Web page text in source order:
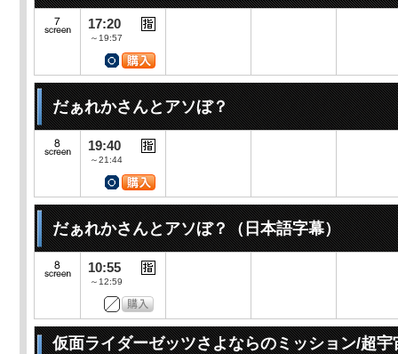
17:20
～19:57
だぁれかさんとアソぼ？
19:40
～21:44
だぁれかさんとアソぼ？（日本語字幕）
10:55
～12:59
仮面ライダーゼッツさよならのミッション/超